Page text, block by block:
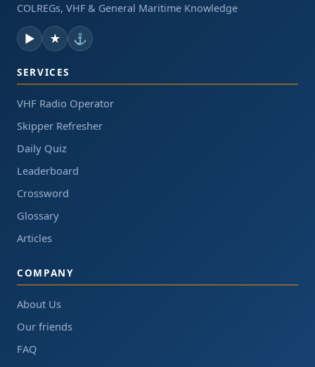
COLREGs, VHF & General Maritime Knowledge
▶ ★ ⚓
SERVICES
VHF Radio Operator
Skipper Refresher
Daily Quiz
Leaderboard
Crossword
Glossary
Articles
COMPANY
About Us
Our friends
FAQ